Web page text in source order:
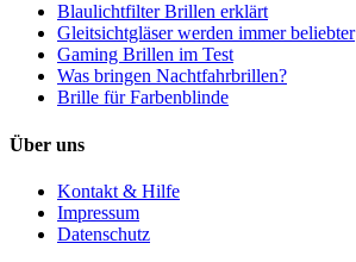
Blaulichtfilter Brillen erklärt
Gleitsichtgläser werden immer beliebter
Gaming Brillen im Test
Was bringen Nachtfahrbrillen?
Brille für Farbenblinde
Über uns
Kontakt & Hilfe
Impressum
Datenschutz